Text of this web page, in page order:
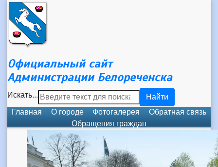
Официальный сайт
Администрации Белореченска
Искать...
Найти
Главная
О городе Фотогалерея
Обратная связь
Обращения граждан